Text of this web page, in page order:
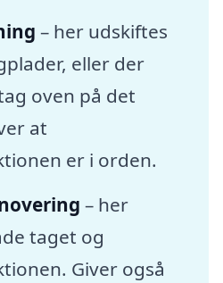
– her udskiftes
eller der
oven på det
at
er i orden.
– her
taget og
Giver også